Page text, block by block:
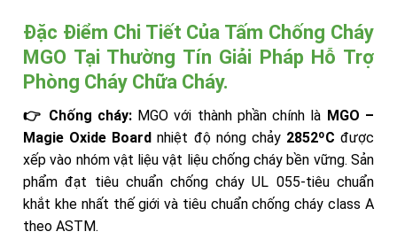
Đặc Điểm Chi Tiết Của Tấm Chống Cháy
MGO Tại Thường Tín Giải Pháp Hỗ Trợ
Phòng Cháy Chữa Cháy.
👉 Chống cháy:MGO với thành phần chính là MGO –
Magie Oxide Board nhiệt độ nóng chảy 2852ºC được
xếp vào nhóm vật liệu vật liệu chống cháy bền vững. Sản
phẩm đạt tiêu chuẩn chống cháy UL 055-tiêu chuẩn
khắt khe nhất thế giới và tiêu chuẩn chống cháy class A
theo ASTM.